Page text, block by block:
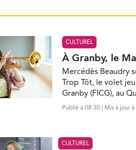
CULTUREL
À Granby, le
Mercédès Beaudry
Trop Tôt, le volet
Granby (FICG), au
Publié à 08:30 | Mis à jour à
CULTUREL